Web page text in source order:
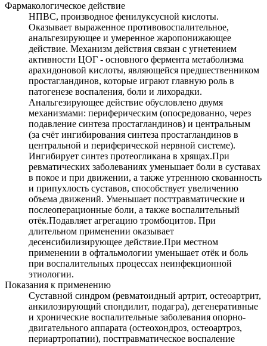
Фармакологическое действие
НПВС, производное фенилуксусной кислоты.
Оказывает выраженное противовоспалительное,
анальгезирующее и умеренное жаропонижающее
действие. Механизм действия связан с угнетением
активности ЦОГ - основного фермента метаболизма
арахидоновой кислоты, являющейся предшественником
простагландинов, которые играют главную роль в
патогенезе воспаления, боли и лихорадки.
Анальгезирующее действие обусловлено двумя
механизмами: периферическим (опосредованно, через
подавление синтеза простагландинов) и центральным
(за счёт ингибирования синтеза простагландинов в
центральной и периферической нервной системе).
Ингибирует синтез протеогликана в хрящах.При
ревматических заболеваниях уменьшает боли в суставах
в покое и при движении, а также утреннюю скованность
и припухлость суставов, способствует увеличению
объема движений. Уменьшает посттравматические и
послеоперационные боли, а также воспалительный
отёк.Подавляет агрегацию тромбоцитов. При
длительном применении оказывает
десенсибилизирующее действие.При местном
применении в офтальмологии уменьшает отёк и боль
при воспалительных процессах неинфекционной
этиологии.
Показания к применению
Суставной синдром (ревматоидный артрит, остеоартрит,
анкилозирующий спондилит, подагра), дегенеративные
и хронические воспалительные заболевания опорно-
двигательного аппарата (остеохондроз, остеоартроз,
периартропатии), посттравматическое воспаление